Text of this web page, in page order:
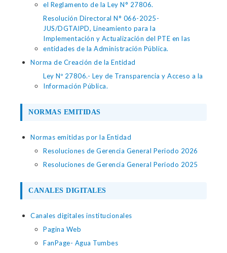
el Reglamento de la Ley N° 27806.
Resolución Directoral N° 066-2025-
JUS/DGTAIPD, Lineamiento para la
Implementación y Actualización del PTE en las
entidades de la Administración Pública.
Norma de Creación de la Entidad
Ley Nº 27806.- Ley de Transparencia y Acceso a la
Información Pública.
NORMAS EMITIDAS
Normas emitidas por la Entidad
Resoluciones de Gerencia General Periodo 2026
Resoluciones de Gerencia General Periodo 2025
CANALES DIGITALES
Canales digitales institucionales
Pagina Web
FanPage- Agua Tumbes